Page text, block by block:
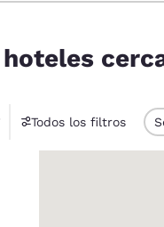
idioma preferido
Todos los filtros